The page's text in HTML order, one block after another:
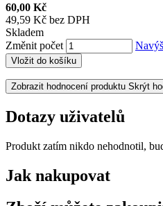
60,00 Kč
49,59 Kč bez DPH
Skladem
Změnit počet
Vložit do košíku
Zobrazit hodnocení produktu Skrýt
Dotazy uživatelů
Produkt zatím nikdo nehodnotil,
Jak nakupovat